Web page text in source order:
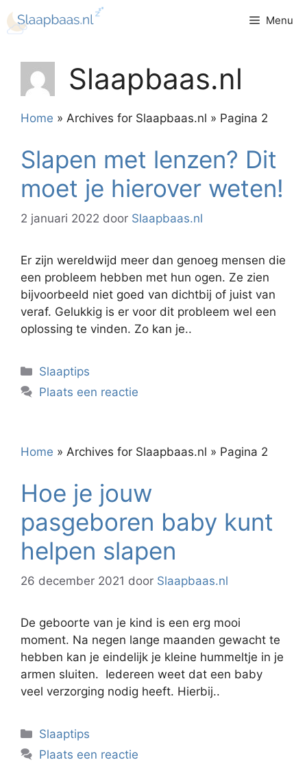
naar
inhoud
Menu
Slaapbaas.nl
Home » Archives for Slaapbaas.nl » Pagina 2
Slapen met lenzen? Dit
moet je hierover weten!
2 januari 2022 door Slaapbaas.nl
Er zijn wereldwijd meer dan genoeg mensen die
een probleem hebben met hun ogen. Ze zien
bijvoorbeeld niet goed van dichtbij of juist van
veraf. Gelukkig is er voor dit probleem wel een
oplossing te vinden. Zo kan je..
Categorieën
Slaaptips
Plaats een reactie
Home » Archives for Slaapbaas.nl » Pagina 2
Hoe je jouw
pasgeboren baby kunt
helpen slapen
26 december 2021 door Slaapbaas.nl
De geboorte van je kind is een erg mooi
moment. Na negen lange maanden gewacht te
hebben kan je eindelijk je kleine hummeltje in je
armen sluiten. Iedereen weet dat een baby
veel verzorging nodig heeft. Hierbij..
Categorieën
Slaaptips
Plaats een reactie